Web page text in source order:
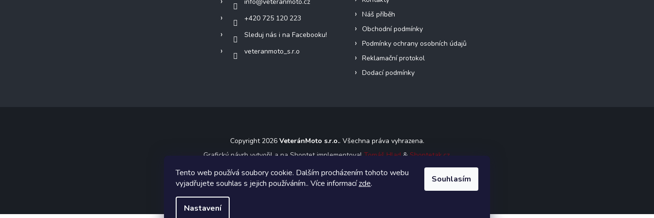
Tento web používá soubory cookie. Dalším procházením tohoto webu
vyjadřujete souhlas s jejich používáním.. Více informacízde.
Nastavení
Souhlasím
+420 725 120 223
Sleduj nás i na Facebooku!
veteranmoto_s.r.o
Náš příběh
Obchodní podmínky
Podmínky ochrany osobních údajů
Reklamační protokol
Dodací podmínky
Copyright 2026 VeteránMoto s.r.o.. Všechna práva vyhrazena.
Grafický návrh vytvořil a na Shoptet implementoval Tomáš Hlad & Shoptetak.cz.
Vytvořil Shoptet